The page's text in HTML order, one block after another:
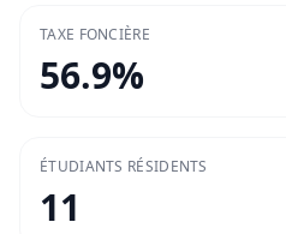
TAXE FONCIÈRE
56.9%
ÉTUDIANTS RÉSIDENTS
11